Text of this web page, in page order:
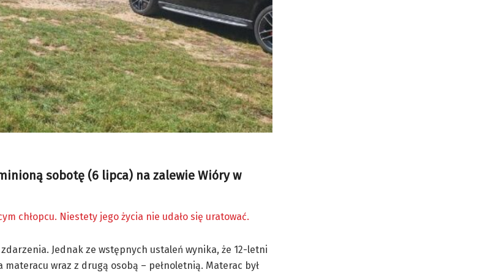
sobotę (6 lipca) na zalewie Wióry w
chłopcu. Niestety jego życia nie udało się uratować.
Jednak ze wstępnych ustaleń wynika, że 12-letni
materacu wraz z drugą osobą – pełnoletnią. Materac był